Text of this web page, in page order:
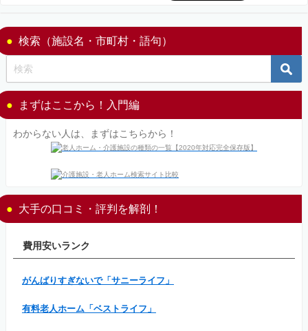
検索（施設名・市町村・語句）
まずはここから！入門編
わからない人は、まずはこちらから！
大手の口コミ・評判を解剖！
費用安いランク
がんばりすぎないで「サニーライフ」
有料老人ホーム「ベストライフ」